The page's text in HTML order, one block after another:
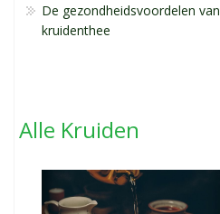
De gezondheidsvoordelen van
kruidenthee
Alle Kruiden